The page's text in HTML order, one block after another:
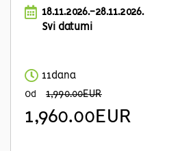
18.11.2026.-28.11.2026.
Svi datumi
11dana
Od 1,990.00EUR
1,960.00EUR